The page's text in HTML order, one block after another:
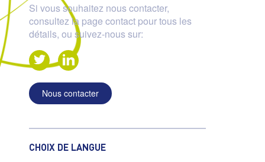
Si vous souhaitez nous contacter,
consultez la page contact pour tous les
détails, ou suivez-nous sur:
Nous contacter
CHOIX DE LANGUE